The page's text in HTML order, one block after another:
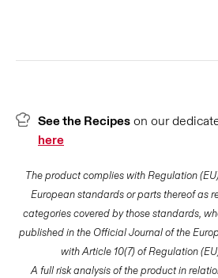
See the Recipes on our
here
The product complies with Regulation
European standards or parts thereof as
categories covered by those standards,
published in the Official Journal of the
with Article 10(7) of Regulation
A full risk analysis of the product in